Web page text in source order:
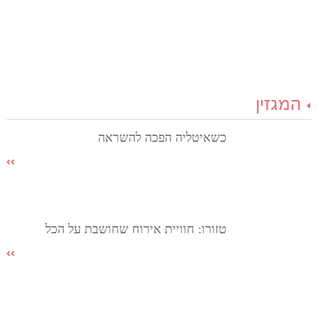
המגזין
כשאיטליה הפכה להשראה
טזורו: חוויית אירוח שחושבת על הכל